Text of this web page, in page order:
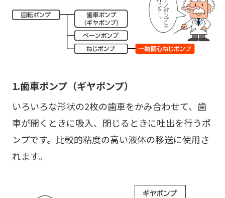
1.歯車ポンプ（ギヤポンプ）
いろいろな形状の2枚の歯車をかみ合わせて、歯
車が開くときに吸入、閉じるときに吐出を行うポ
ンプです。比較的粘度の高い液体の移送に使用さ
れます。